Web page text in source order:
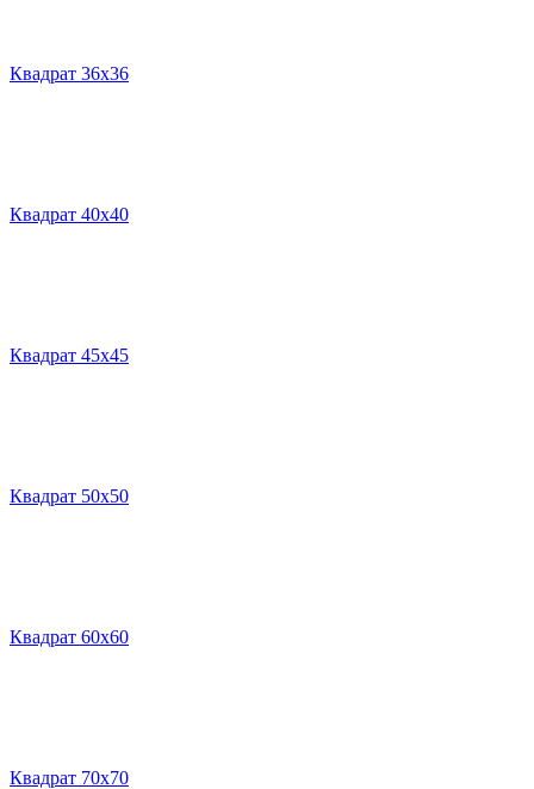
Квадрат 36х36
Квадрат 40х40
Квадрат 45х45
Квадрат 50х50
Квадрат 60х60
Квадрат 70х70